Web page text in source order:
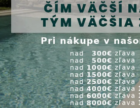
Doprava a platba
Tovar zasielame prepravnými
výdajných miest na Slovensku) a
predchádzajúcej objednávke
sklade v Orechovej Potôni 311.
objednávke tovaru nad 200 Eur.
dobierkou, online platobnou kartou,